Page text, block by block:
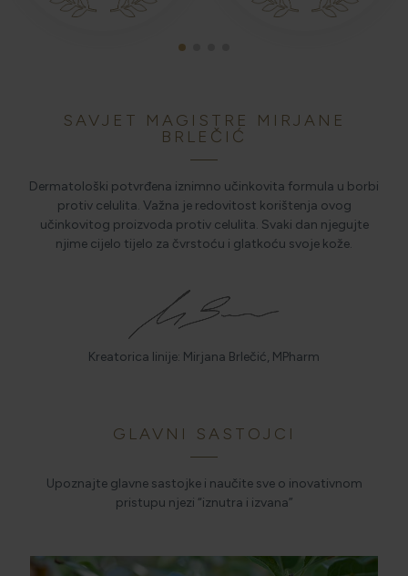
SAVJET MAGISTRE MIRJANE
BRLEČIĆ
Dermatološki potvrđena iznimno učinkovita formula u borbi
protiv celulita. Važna je redovitost korištenja ovog
učinkovitog proizvoda protiv celulita. Svaki dan njegujte
njime cijelo tijelo za čvrstoću i glatkoću svoje kože.
Kreatorica linije: Mirjana Brlečić, MPharm
GLAVNI SASTOJCI
Upoznajte glavne sastojke i naučite sve o inovativnom
pristupu njezi “iznutra i izvana”